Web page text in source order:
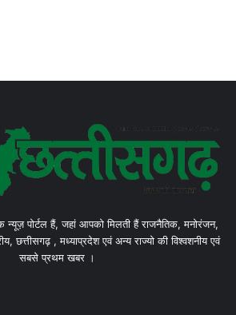
न्यूज़ पोर्टल हैं, जहां आपको मिलती हैं राजनैतिक, मनोरंजन,
छत्तीसगढ़ , मध्याप्रदेश एवं अन्य राज्यो की विश्वशनीय एवं
सबसे प्रथम खबर ।